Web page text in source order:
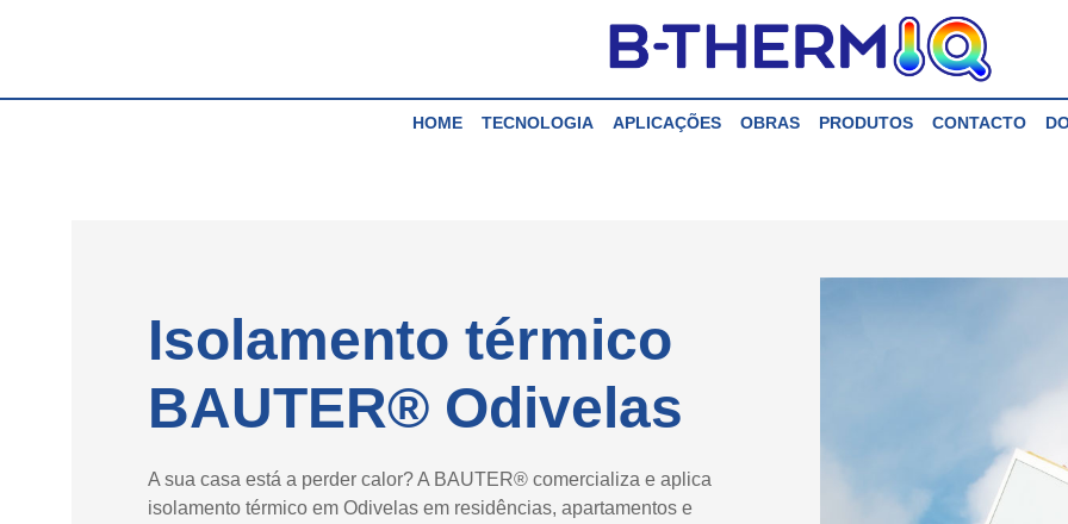
HOME TECNOLOGIA APLICAÇÕES OBRAS PRODUTOS CONTACTO
Isolamento térmico
BAUTER® Odivelas
A sua casa está a perder calor? A BAUTER® comercializa e aplica
isolamento térmico em Odivelas em residências, apartamentos e